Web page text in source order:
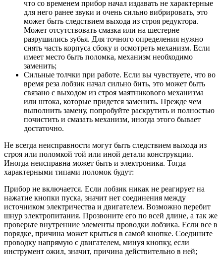
что со временем прибор начал издавать не характерные
для него ранее звуки и очень сильно вибрировать, это
может быть следствием выхода из строя редуктора.
Может отсутствовать смазка или на шестерне
разрушились зубья. Для точного определения нужно
снять часть корпуса сбоку и осмотреть механизм. Если
имеет место быть поломка, механизм необходимо
заменить;
Сильные толчки при работе. Если вы чувствуете, что во
время реза лобзик начал сильно бить, это может быть
связано с выходом из строя маятникового механизма
или штока, которые придется заменить. Прежде чем
выполнить замену, попробуйте раскрутить и полностью
почистить и смазать механизм, иногда этого бывает
достаточно.
Не всегда неисправности могут быть следствием выхода из
строя или поломкой той или иной детали конструкции.
Иногда неисправна может быть и электроника. Тогда
характерными типами поломок будут:
Прибор не включается. Если лобзик никак не реагирует на
нажатие кнопки пуска, значит нет соединения между
источником электричества и двигателем. Возможно перебит
шнур электропитания. Прозвоните его по всей длине, а так же
проверьте внутренние элементы проводки лобзика. Если все в
порядке, причина может крыться в самой кнопке. Соедините
проводку напрямую с двигателем, минуя кнопку, если
инструмент ожил, значит, причина действительно в ней;